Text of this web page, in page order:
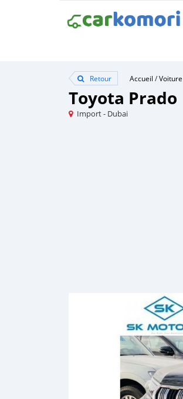
Retour Accueil /Voiture
Toyota Prado
Import - Dubai